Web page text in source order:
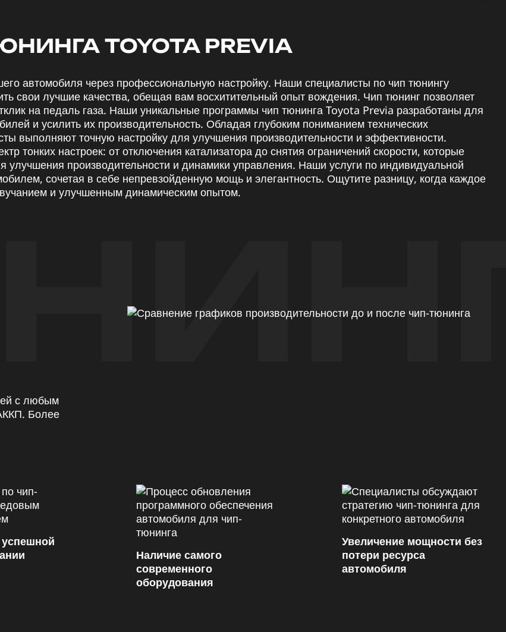
TOYOTA PREVIA
автомобиля через профессиональную настройку. Наши специалисты по чип тюнингу
свои лучшие качества, обещая вам восхитительный опыт вождения. Чип тюнинг позволяет
на педаль газа. Наши уникальные программы чип тюнинга Toyota Previa разработаны для
и усилить их производительность. Обладая глубоким пониманием технических
выполняют точную настройку для улучшения производительности и эффективности.
тонких настроек: от отключения катализатора до снятия ограничений скорости, которые
производительности и динамики управления. Наши услуги по индивидуальной
сочетая в себе непревзойденную мощь и элегантность. Ощутите разницу, когда каждое
и улучшенным динамическим опытом.
с любым
Более
успешной
Наличие самого
современного
оборудования
Увеличение мощности без
потери ресурса
автомобиля